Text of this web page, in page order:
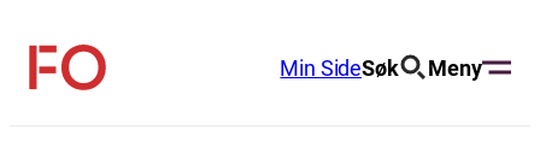
innhold
FO
Min SideSøk Meny